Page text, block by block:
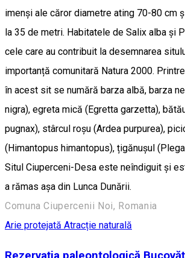
imenși ale căror diametre ating 70-80 cm
la 35 de metri. Habitatele de Salix alba și
cele care au contribuit la desemnarea
importanță comunitară Natura 2000.
în acest sit se numără barza albă, barza
nigra), egreta mică (Egretta garzetta),
pugnax), stârcul roșu (Ardea purpurea),
(Himantopus himantopus), țigănușul
Situl Ciuperceni-Desa este neîndiguit și
a rămas așa din Lunca Dunării.
Comuna Ciupercenii Noi, Romania
Arie protejată Atracție naturală